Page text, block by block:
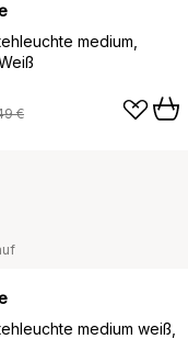
medium,
€
medium weiß,